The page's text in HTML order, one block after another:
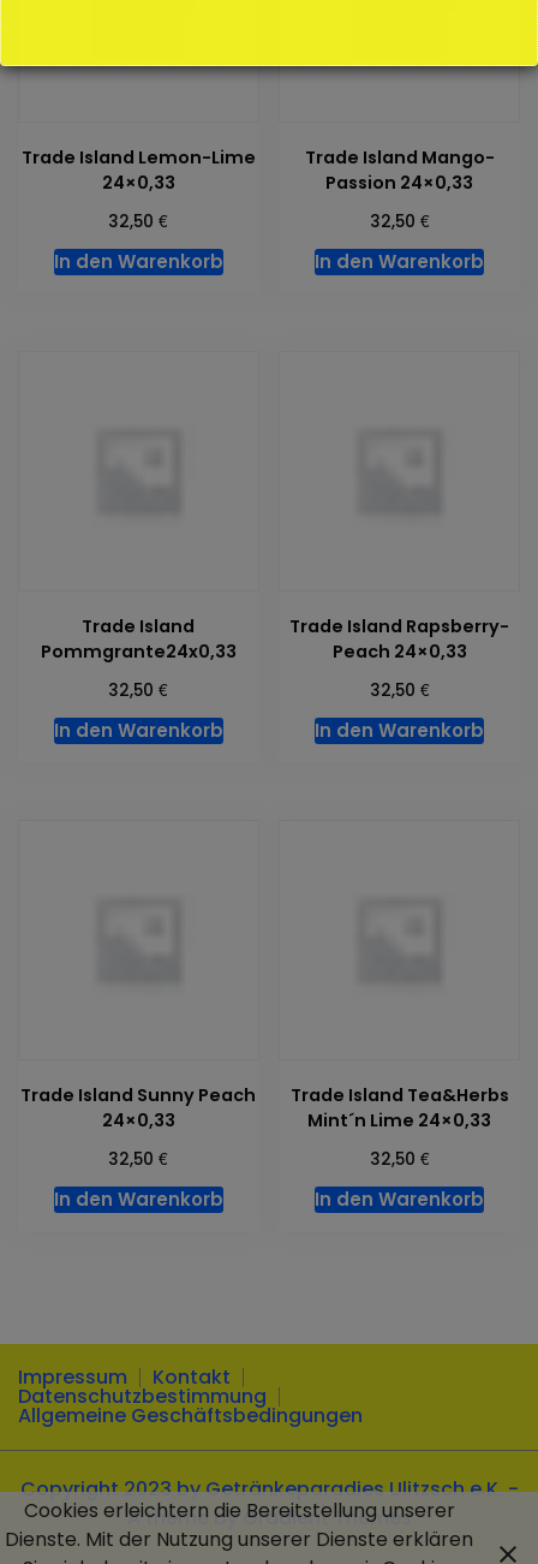
Trade Island Lemon-Lime
24×0,33
32,50€
In den Warenkorb
Trade Island Mango-
Passion 24×0,33
32,50 €
In den Warenkorb
Trade Island
Pommgrante24x0,33
32,50€
In den Warenkorb
Trade Island Rapsberry-
Peach 24×0,33
32,50 €
In den Warenkorb
Trade Island Sunny Peach
24×0,33
32,50€
In den Warenkorb
Trade Island Tea&Herbs
Mint´n Lime 24×0,33
32,50 €
In den Warenkorb
Impressum Kontakt
Datenschutzbestimmung
Allgemeine Geschäftsbedingungen
Copyright 2023 by Getränkeparadies Ulitzsch e.K. -
A theme by Gradient Themes
Dies schließt sich in16Sekunden
Cookies erleichtern die Bereitstellung unserer
Dienste. Mit der Nutzung unserer Dienste erklären